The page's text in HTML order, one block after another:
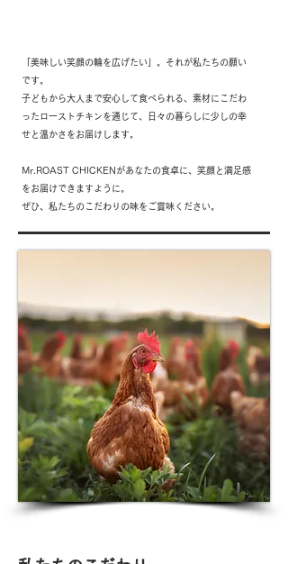
「美味しい笑顔の輪を広げたい」。それが私たちの願い
です。
子どもから大人まで安心して食べられる、素材にこだわ
ったローストチキンを通じて、日々の暮らしに少しの幸
せと温かさをお届けします。
Mr.ROAST CHICKENがあなたの食卓に、笑顔と満足感
をお届けできますように。
ぜひ、私たちのこだわりの味をご賞味ください。